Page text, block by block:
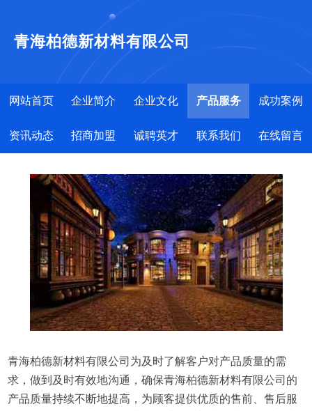
青海柏德新材料有限公司
网站首页 企业简介 企业文化 产品服务 成功案例
资讯动态 招商加盟 诚聘英才 联系我们 在线留言
青海柏德新材料有限公司为及时了解客户对产品质量的需
求，做到及时有效地沟通，确保青海柏德新材料有限公司的
产品质量持续不断地提高，为顾客提供优质的售前、售后服